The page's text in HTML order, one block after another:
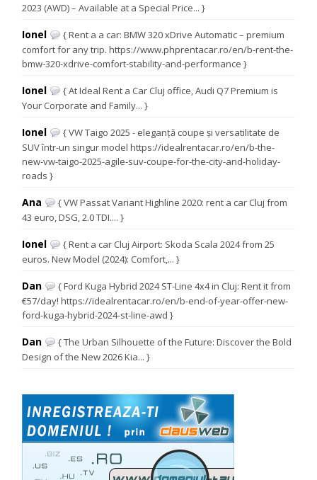
2023 (AWD) – Available at a Special Price... }
Ionel
{ Rent a a car: BMW 320 xDrive Automatic – premium
comfort for any trip. https://www.phprentacar.ro/en/b-rent-the-
bmw-320-xdrive-comfort-stability-and-performance }
Ionel
{ At Ideal Rent a Car Cluj office, Audi Q7 Premium is
Your Corporate and Family... }
Ionel
{ VW Taigo 2025 - eleganță coupe și versatilitate de
SUV într-un singur model https://idealrentacar.ro/en/b-the-
new-vw-taigo-2025-agile-suv-coupe-for-the-city-and-holiday-
roads }
Ana
{ VW Passat Variant Highline 2020: rent a car Cluj from
43 euro, DSG, 2.0 TDI.... }
Ionel
{ Rent a car Cluj Airport: Skoda Scala 2024 from 25
euros. New Model (2024): Comfort,... }
Dan
{ Ford Kuga Hybrid 2024 ST-Line 4x4 in Cluj: Rent it from
€57/day! https://idealrentacar.ro/en/b-end-of-year-offer-new-
ford-kuga-hybrid-2024-st-line-awd }
Dan
{ The Urban Silhouette of the Future: Discover the Bold
Design of the New 2026 Kia... }